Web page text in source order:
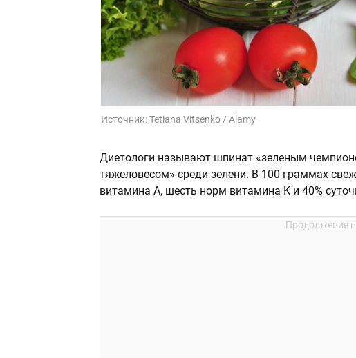
Источник:Tetiana Vitsenko / Alamy
Диетологи называют шпинат «зеленым
тяжеловесом» среди зелени. В 100 граммах
витамина А, шесть норм витамина K и 40%